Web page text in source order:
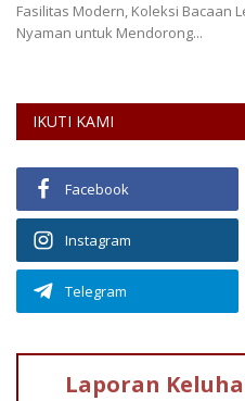
Fasilitas Modern, Koleksi Bacaan
Nyaman untuk Mendorong...
IKUTI KAMI
Facebook
Instagram
Telegram
Laporan